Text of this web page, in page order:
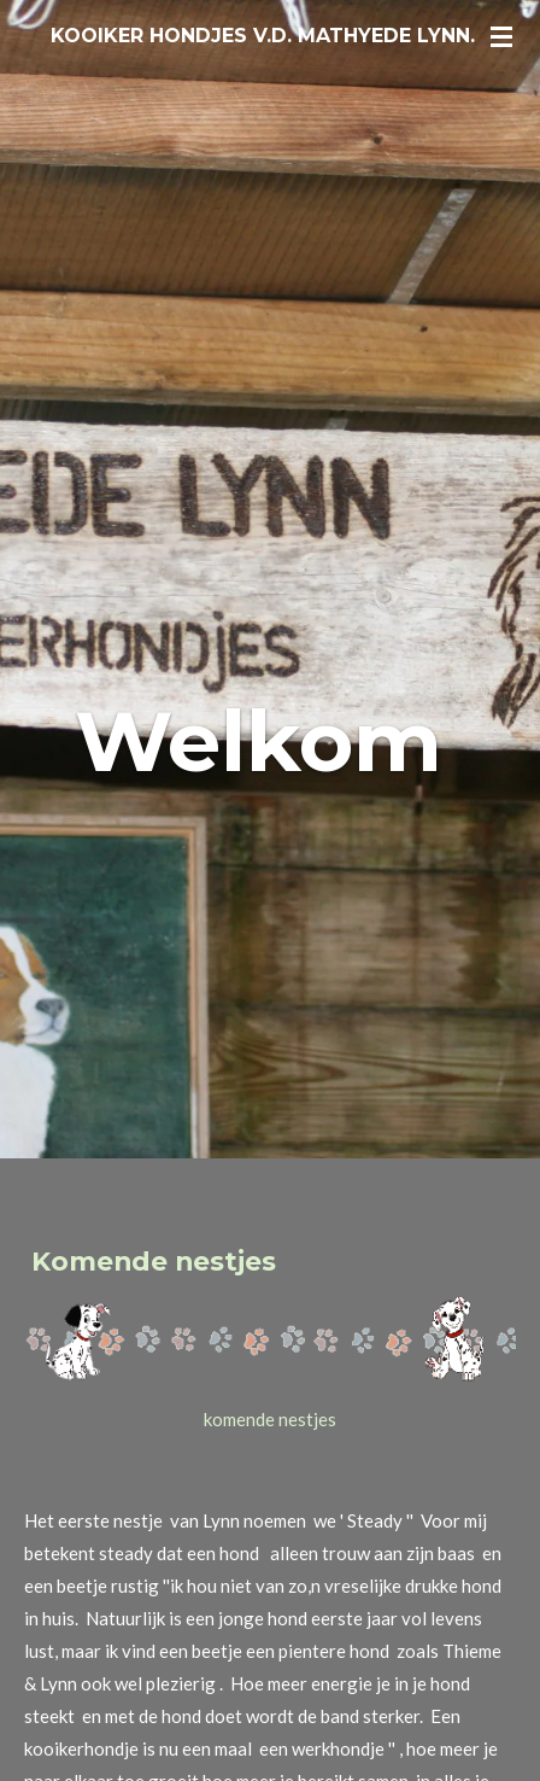
Ga
naar
de
hoofdinhoud
KOOIKER HONDJES V.D. MATHYEDE LYNN.
Welkom
Komende nestjes
komende nestjes
Het eerste nestje van Lynn noemen we ' Steady '' Voor mij
betekent steady dat een hond alleen trouw aan zijn baas en
een beetje rustig ''ik hou niet van zo,n vreselijke drukke hond
in huis. Natuurlijk is een jonge hond eerste jaar vol levens
lust, maar ik vind een beetje een pientere hond zoals Thieme
& Lynn ook wel plezierig . Hoe meer energie je in je hond
steekt en met de hond doet wordt de band sterker. Een
kooikerhondje is nu een maal een werkhondje '' , hoe meer je